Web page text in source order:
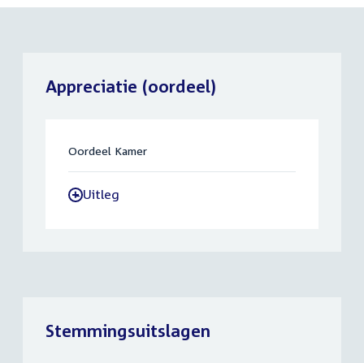
Appreciatie (oordeel)
Oordeel Kamer
-Uitleg
Stemmingsuitslagen